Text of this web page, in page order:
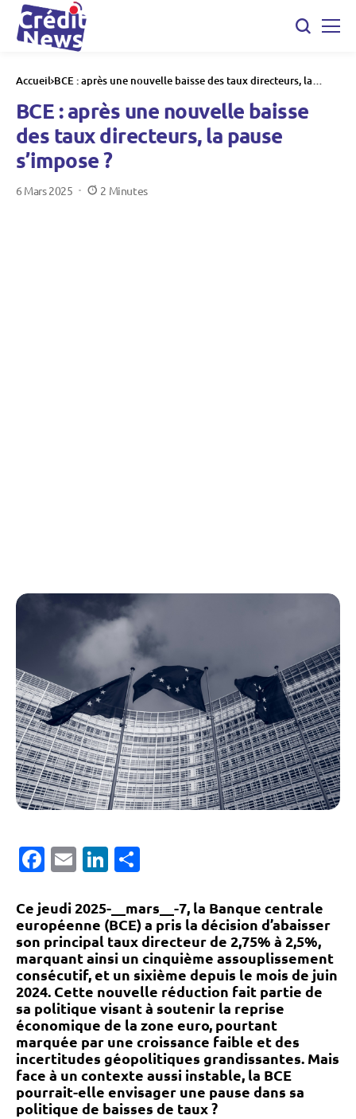
Accueil BCE : après une nouvelle baisse des taux directeurs, la
pause s’impose ?
BCE : après une nouvelle baisse
des taux directeurs, la pause
s’impose ?
6 Mars 2025 2 Minutes
Facebook
EmailLinkedIn
Ce jeudi 2025-__mars__-7, la Banque centrale
européenne (BCE) a pris la décision d’abaisser
son principal taux directeur de 2,75% à 2,5%,
marquant ainsi un cinquième assouplissement
consécutif, et un sixième depuis le mois de juin
2024. Cette nouvelle réduction fait partie de
sa politique visant à soutenir la reprise
économique de la zone euro, pourtant
marquée par une croissance faible et des
incertitudes géopolitiques grandissantes. Mais
face à un contexte aussi instable, la BCE
pourrait-elle envisager une pause dans sa
politique de baisses de taux ?